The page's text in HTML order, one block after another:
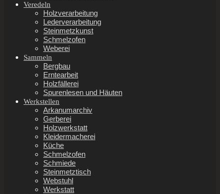
Veredeln
Holzverarbeitung
Lederverarbeitung
Steinmetzkunst
Schmelzofen
Weberei
Sammeln
Bergbau
Erntearbeit
Holzfällerei
Spurenlesen und Häuten
Werkstellen
Arkanumarchiv
Gerberei
Holzwerkstatt
Kleidermacherei
Küche
Schmelzofen
Schmiede
Steinmetztisch
Webstuhl
Werkstatt